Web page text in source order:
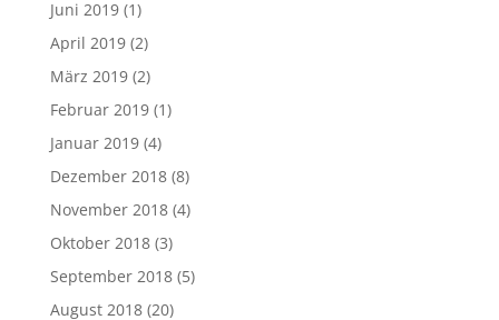
Juni 2019(1)
April 2019(2)
März 2019(2)
Februar 2019(1)
Januar 2019(4)
Dezember 2018(8)
November 2018(4)
Oktober 2018(3)
September 2018(5)
August 2018(20)